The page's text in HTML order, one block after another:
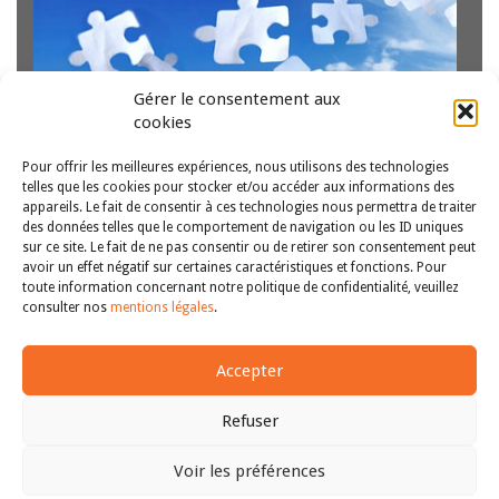
Gérer le consentement aux
cookies
Pour offrir les meilleures expériences, nous utilisons des technologies
telles que les cookies pour stocker et/ou accéder aux informations des
appareils. Le fait de consentir à ces technologies nous permettra de traiter
des données telles que le comportement de navigation ou les ID uniques
sur ce site. Le fait de ne pas consentir ou de retirer son consentement peut
avoir un effet négatif sur certaines caractéristiques et fonctions. Pour
toute information concernant notre politique de confidentialité, veuillez
consulter nos mentions légales.
Accepter
Refuser
Voir les préférences
DE LA CHARTE
La portée de l’applicabilité aux États membres de la Charte
des droits fondamentaux de l’Union européenne souffre
d’une certaine ambiguïté liée aux termes utilisés à l’article
51, et notamment à la notion de « mise en œuvre » du
droit de l’Union…Lire la suite
<< 1